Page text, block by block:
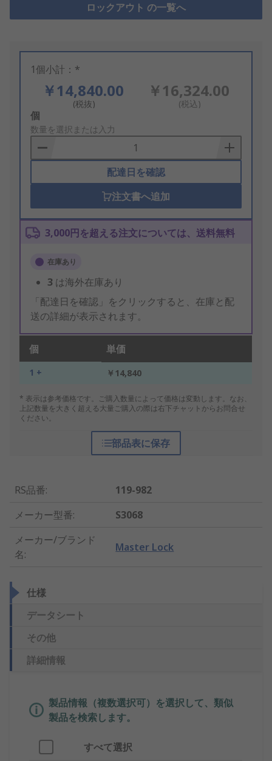
ロックアウト の一覧へ
1個小計：*
￥14,840.00
(税抜)
￥16,324.00
(税込)
Add
to
Basket
個
数量を選択または入力
配達日を確認
注文書へ追加
3,000円を超える注文については、送料無料
在庫あり
3 は海外在庫あり
「配達日を確認」をクリックすると、在庫と配
送の詳細が表示されます。
個 単価
1 + ￥14,840
* 表示は参考価格です。ご購入数量によって価格は変動します。なお、
上記数量を大きく超える大量ご購入の際は右下チャットからお問合せ
ください。
部品表に保存
RS品番:
119-982
メーカー型番:
S3068
メーカー/ブランド
名:
Master Lock
仕様
データシート
その他
詳細情報
製品情報（複数選択可）を選択して、類似
製品を検索します。
すべて選択